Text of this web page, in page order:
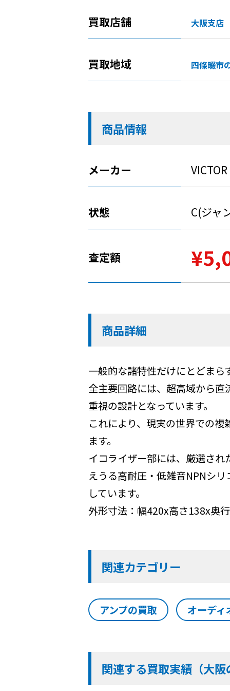
買取店舗 大阪支店
買取地域 四條畷市
商品情報
メーカー VICTOR
状態 C(ジャ
査定額
商品詳細
一般的な諸特性だけにとどま
全主要回路には、超高域から
重視の設計となっています。
これにより、現実の世界での
ます。
イコライザー部には、厳選さ
えうる高耐圧・低雑音NPNシ
しています。
外形寸法：幅420x高さ138x奥
関連カテゴリー
アンプの買取 オーディ
関連する買取実績（大